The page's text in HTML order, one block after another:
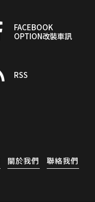
FACEBOOK
OPTION改裝車訊
RSS
關於我們 聯絡我們